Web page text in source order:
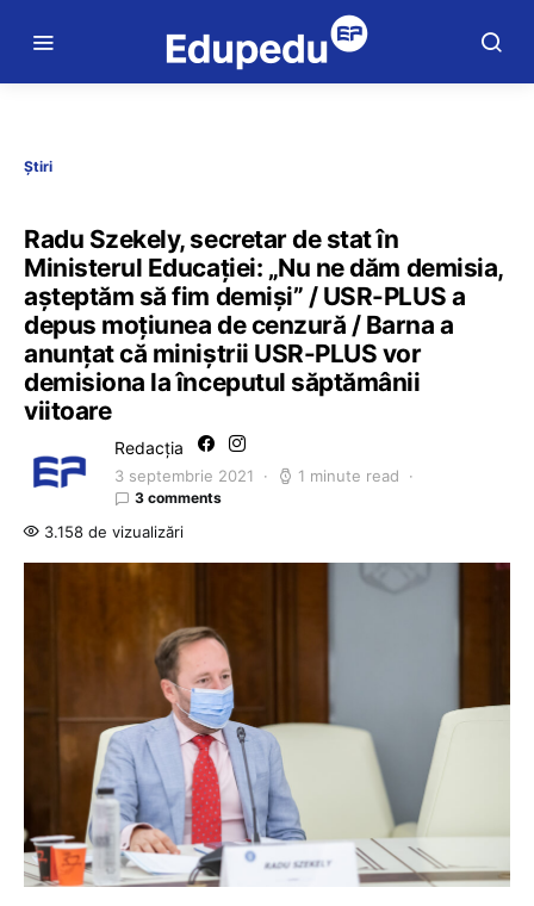
Știri
Radu Szekely, secretar de stat în
Ministerul Educației: „Nu ne dăm demisia,
așteptăm să fim demiși” / USR-PLUS a
depus moțiunea de cenzură / Barna a
anunțat că miniștrii USR-PLUS vor
demisiona la începutul săptămânii
viitoare
Redacția
3 septembrie 2021 1 minute read
3 comments
3.158 de vizualizări